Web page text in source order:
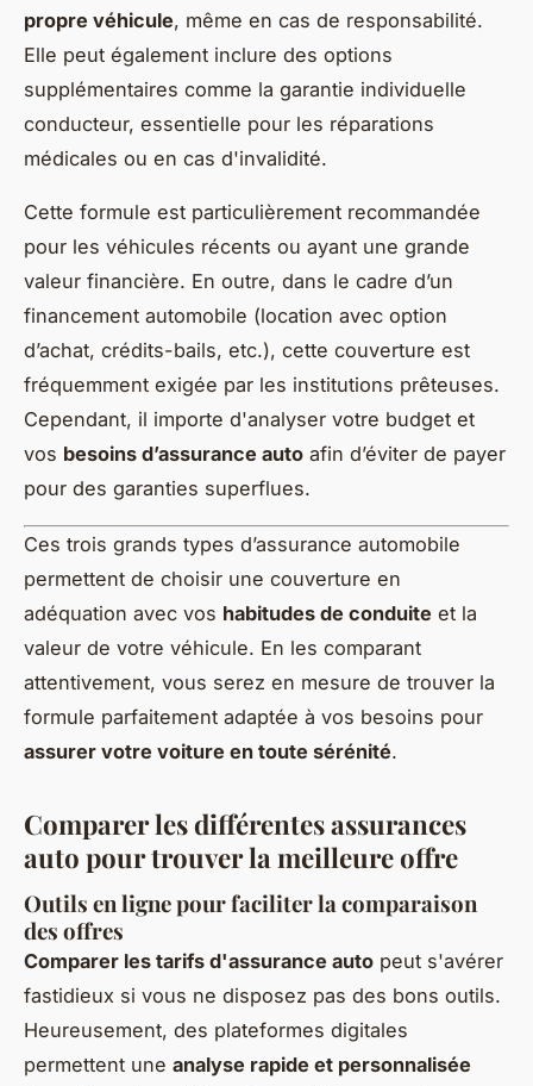
propre véhicule, même en cas de responsabilité.
Elle peut également inclure des options
supplémentaires comme la garantie individuelle
conducteur, essentielle pour les réparations
médicales ou en cas d'invalidité.
Cette formule est particulièrement recommandée
pour les véhicules récents ou ayant une grande
valeur financière. En outre, dans le cadre d’un
financement automobile (location avec option
d’achat, crédits-bails, etc.), cette couverture est
fréquemment exigée par les institutions prêteuses.
Cependant, il importe d'analyser votre budget et
vos besoins d’assurance auto afin d’éviter de payer
pour des garanties superflues.
Ces trois grands types d’assurance automobile
permettent de choisir une couverture en
adéquation avec vos habitudes de conduite et la
valeur de votre véhicule. En les comparant
attentivement, vous serez en mesure de trouver la
formule parfaitement adaptée à vos besoins pour
assurer votre voiture en toute sérénité.
Comparer les différentes assurances
auto pour trouver la meilleure offre
Outils en ligne pour faciliter la comparaison
des offres
Comparer les tarifs d'assurance auto peut s'avérer
fastidieux si vous ne disposez pas des bons outils.
Heureusement, des plateformes digitales
permettent une analyse rapide et personnalisée